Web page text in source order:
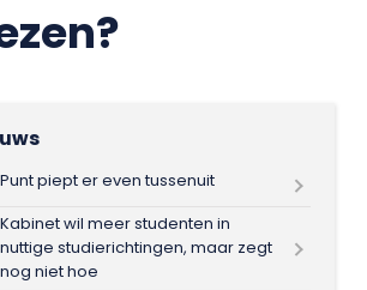
Punt piept er even tussenuit
Kabinet wil meer studenten in
nuttige studierichtingen, maar zegt
nog niet hoe